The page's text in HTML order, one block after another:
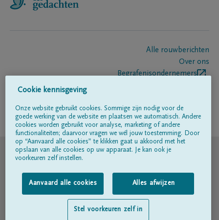
Alle rouwberichten
Over ons
Begrafenisondernemers
Volg ons op
© DELA
Gebruiksvoorwaarden
Privacyverklaring
Toegankelijkheidsverklaring
Cookie kennisgeving
Onze website gebruikt cookies. Sommige zijn nodig voor de
goede werking van de website en plaatsen we automatisch. Andere
cookies worden gebruikt voor analyse, marketing of andere
functionaliteiten; daarvoor vragen we wél jouw toestemming. Door
op “Aanvaard alle cookies” te klikken gaat u akkoord met het
opslaan van alle cookies op uw apparaat. Je kan ook je
voorkeuren zelf instellen.
Aanvaard alle cookies Alles afwijzen
Stel voorkeuren zelf in